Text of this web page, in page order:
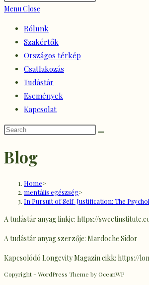
MenuClose
Rólunk
Szakértők
Országos térkép
Csatlakozás
Tudástár
Események
Kapcsolat
Blog
Home>
mentális egészség>
In Pursuit of Self-Justification: The
A tudástár anyag linkje: https://
A tudástár anyag szerzője: Mardoche Sidor
Kapcsolódó Longevity Magazin cikk: https://
Copyright - WordPress Theme by OceanWP